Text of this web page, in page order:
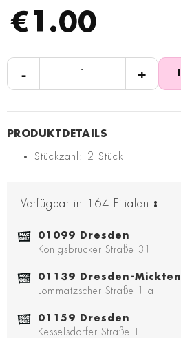
€1.00
- +
Stückzahl: 2 Stück
Verfügbar in 164 Filialen :
01099 Dresden
Königsbrücker Straße 31
01139 Dresden-Mickten
Lommatzscher Straße 1 a
01159 Dresden
Kesselsdorfer Straße 1